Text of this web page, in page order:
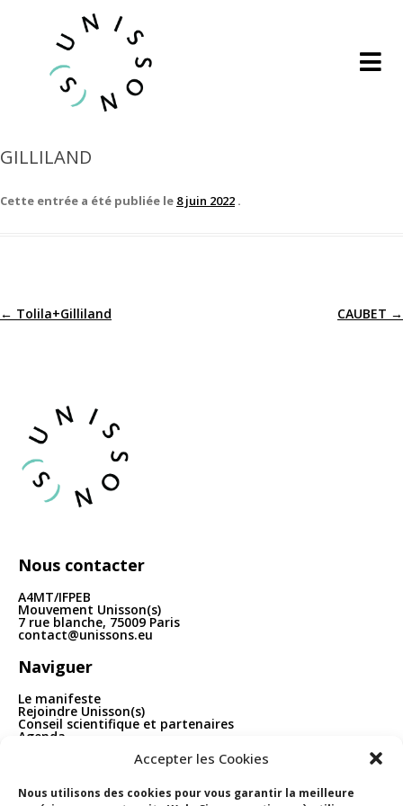
Accepter les Cookies
Nous utilisons des cookies pour vous garantir la meilleure
GILLILAND
Cette entrée a été publiée le 8 juin 2022 .
Navigation
articles
← Tolila+Gilliland CAUBET →
Nous contacter
A4MT/IFPEB
Mouvement Unisson(s)
7 rue blanche, 75009 Paris
contact@unissons.eu
Naviguer
Le manifeste
Rejoindre Unisson(s)
Conseil scientifique et partenaires
Agenda